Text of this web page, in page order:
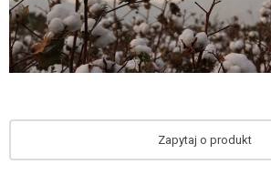
Zapytaj o produkt